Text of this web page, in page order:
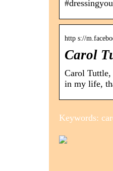
http s://
Carol
Carol
in my life,
Keywords: